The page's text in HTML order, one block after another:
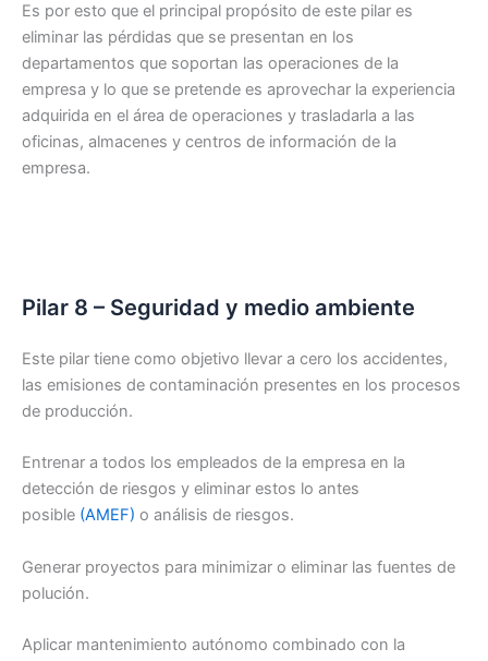
Es por esto que el principal propósito de este pilar es
eliminar las pérdidas que se presentan en los
departamentos que soportan las operaciones de la
empresa y lo que se pretende es aprovechar la experiencia
adquirida en el área de operaciones y trasladarla a las
oficinas, almacenes y centros de información de la
empresa.
Pilar 8 – Seguridad y medio ambiente
Este pilar tiene como objetivo llevar a cero los accidentes,
las emisiones de contaminación presentes en los procesos
de producción.
Entrenar a todos los empleados de la empresa en la
detección de riesgos y eliminar estos lo antes
posible (AMEF) o análisis de riesgos.
Generar proyectos para minimizar o eliminar las fuentes de
polución.
Aplicar mantenimiento autónomo combinado con la